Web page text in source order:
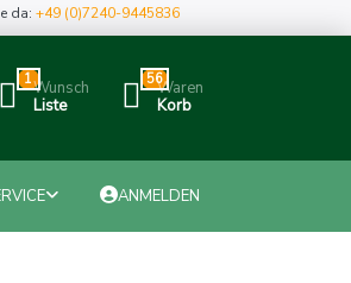
da:+49 (0)7240-9445836
1Wunsch
Liste
56Waren
Korb
ANMELDEN